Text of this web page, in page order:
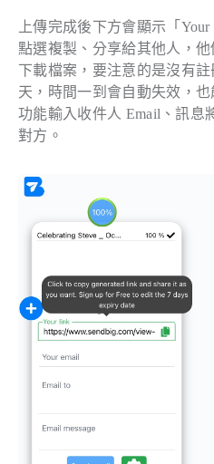
上傳完成後下方會顯示「
點選複製、分享給其他人，他
下載檔案，要注意的是沒有
天，時間一到會自動失效，
功能輸入收件人 Email、訊息
對方。